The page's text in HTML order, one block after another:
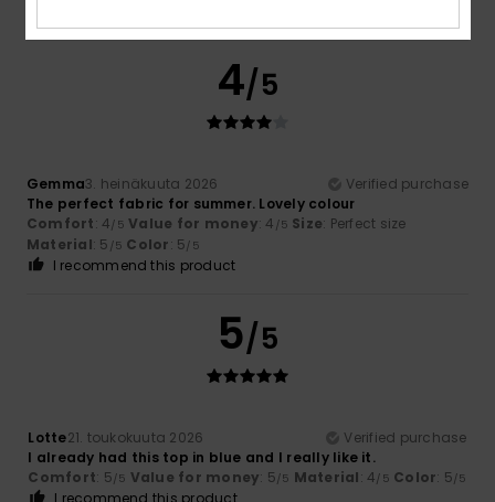
4/5
Gemma3. heinäkuuta 2026
Verified purchase
The perfect fabric for summer. Lovely colour
Comfort: 4/5 Value for money: 4 /5 Size: Perfect size
Material: 5 /5 Color: 5/5
I recommend this product
5/5
Lotte21. toukokuuta 2026
Verified purchase
I already had this top in blue and I really like it.
Comfort: 5/5 Value for money: 5/5 Material: 4/5 Color: 5/5
I recommend this product